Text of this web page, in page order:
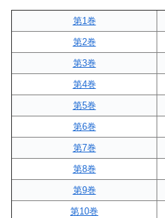
第1巻
第2巻
第3巻
第4巻
第5巻
第6巻
第7巻
第8巻
第9巻
第10巻